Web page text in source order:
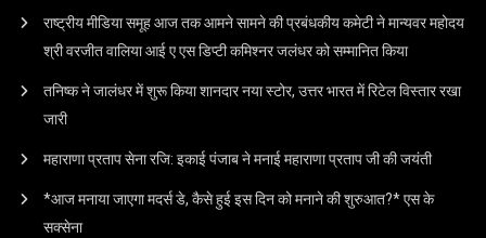
राष्ट्रीय मीडिया समूह आज तक आमने सामने की प्रबंधकीय कमेटी ने मान्यवर महोदय
श्री वरजीत वालिया आई ए एस डिप्टी कमिश्नर जलंधर को सम्मानित किया
तनिष्क ने जालंधर में शुरू किया शानदार नया स्टोर, उत्तर भारत में रिटेल विस्तार रखा
जारी
महाराणा प्रताप सेना रजि: इकाई पंजाब ने मनाई महाराणा प्रताप जी की जयंती
*आज मनाया जाएगा मदर्स डे, कैसे हुई इस दिन को मनाने की शुरुआत?* एस के
सक्सेना